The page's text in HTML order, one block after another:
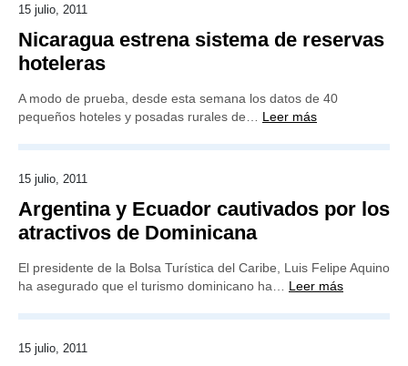
15 julio, 2011
Nicaragua estrena sistema de reservas
hoteleras
A modo de prueba, desde esta semana los datos de 40
pequeños hoteles y posadas rurales de… Leer más
15 julio, 2011
Argentina y Ecuador cautivados por los
atractivos de Dominicana
El presidente de la Bolsa Turística del Caribe, Luis Felipe Aquino
ha asegurado que el turismo dominicano ha… Leer más
15 julio, 2011